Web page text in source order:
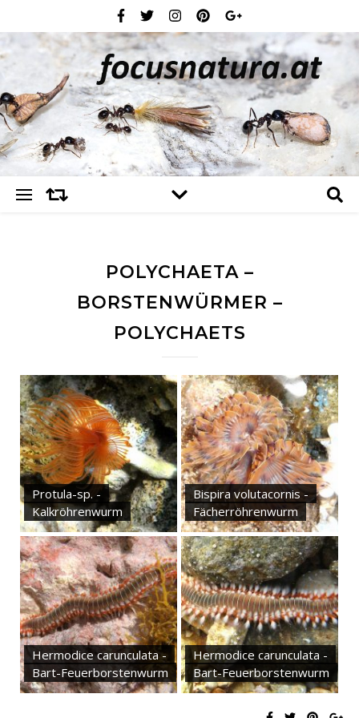
POLYCHAETA –
BORSTENWÜRMER –
POLYCHAETS
Protula-sp. -
Kalkröhrenwurm
Bispira volutacornis -
Fächerröhrenwurm
Hermodice carunculata -
Bart-Feuerborstenwurm
Hermodice carunculata -
Bart-Feuerborstenwurm